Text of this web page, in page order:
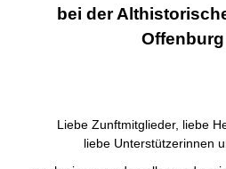
bei der
Offenburg
Liebe Zunftmitglieder, liebe
liebe Unterstützerinnen